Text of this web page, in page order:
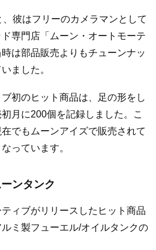
彼はフリーのカメラマンとして
専門店「ムーン・オートモーテ
は部品販売よりもチューンナッ
ました。
初のヒット商品は、足の形をし
月に200個を記録しました。こ
でもムーンアイズで販売されて
っています。
ンタンク
ィブがリリースしたヒット商品
ミ製フューエル/オイルタンクの